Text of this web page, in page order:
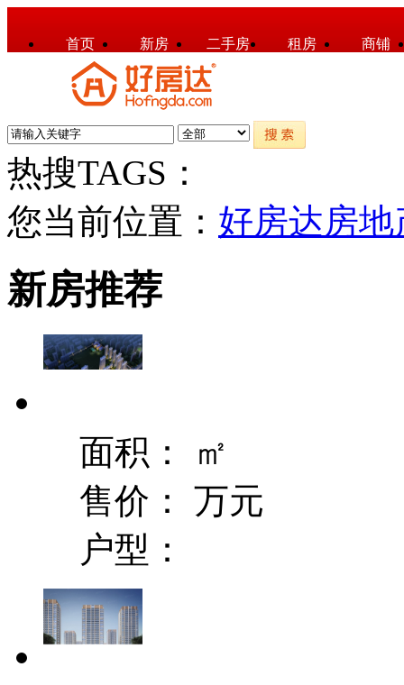
首页 新房 二手房 租房 商铺
热搜TAGS：
您当前位置： 好房达房
新房推荐
面积：
㎡
售价： 万元
户型：